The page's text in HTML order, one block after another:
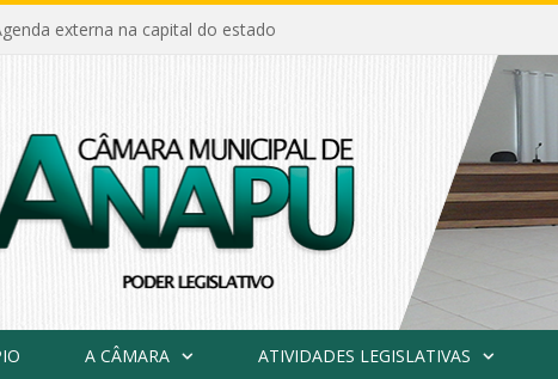
externa na capital do estado
A CÂMARA ATIVIDADES LEGISLATIVAS